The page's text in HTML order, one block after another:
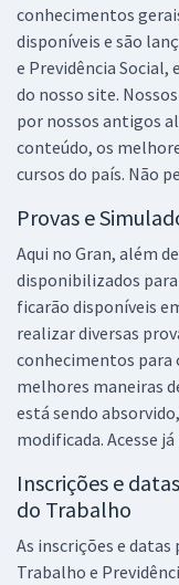
conhecimentos
disponíveis e são
e Previdência Social,
do nosso site.
por nossos antigos
conteúdo, os
cursos do país. Não
Provas e
Aqui no Gran, além
disponibilizados para
ficarão disponíveis
realizar diversas
conhecimentos para
melhores maneiras
está sendo
modificada. Acesse
Inscrições e
do Trabalho
As inscrições e
Trabalho e